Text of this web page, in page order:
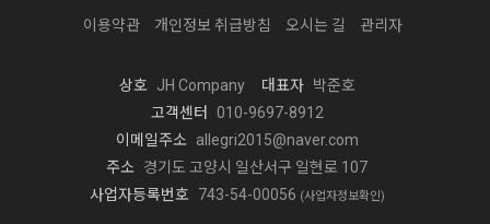
이용약관 개인정보 취급방침 오시는 길 관리자
상호 JH Company 대표자 박준호
고객센터
010-9697-8912
이메일주소 allegri2015@naver.com
주소 경기도 고양시 일산서구 일현로 107
사업자등록번호
743-54-00056 (사업자정보확인)